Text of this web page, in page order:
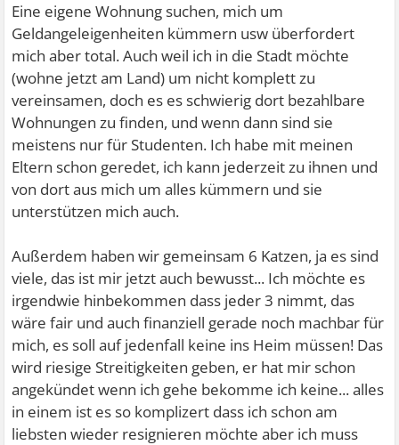
Eine eigene Wohnung suchen, mich um
Geldangeleigenheiten kümmern usw überfordert
mich aber total. Auch weil ich in die Stadt möchte
(wohne jetzt am Land) um nicht komplett zu
vereinsamen, doch es es schwierig dort bezahlbare
Wohnungen zu finden, und wenn dann sind sie
meistens nur für Studenten. Ich habe mit meinen
Eltern schon geredet, ich kann jederzeit zu ihnen und
von dort aus mich um alles kümmern und sie
unterstützen mich auch.
Außerdem haben wir gemeinsam 6 Katzen, ja es sind
viele, das ist mir jetzt auch bewusst... Ich möchte es
irgendwie hinbekommen dass jeder 3 nimmt, das
wäre fair und auch finanziell gerade noch machbar für
mich, es soll auf jedenfall keine ins Heim müssen! Das
wird riesige Streitigkeiten geben, er hat mir schon
angekündet wenn ich gehe bekomme ich keine... alles
in einem ist es so komplizert dass ich schon am
liebsten wieder resignieren möchte aber ich muss